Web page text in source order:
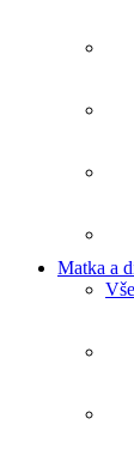
Matka a